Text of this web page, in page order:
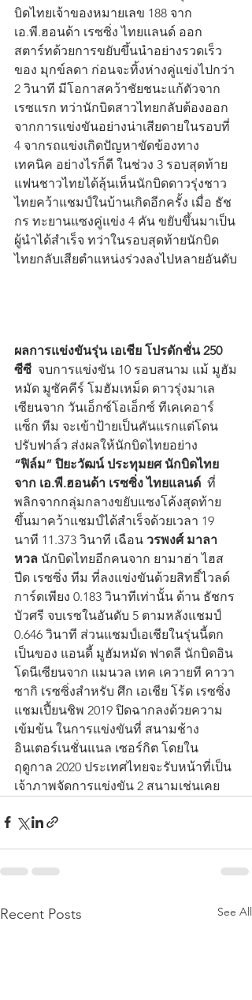
บิดไทยเจ้าของหมายเลข 188 จาก
เอ.พี.ฮอนด้า เรซซิ่ง ไทยแลนด์ ออก
สตาร์ทด้วยการขยับขึ้นนำอย่างรวดเร็ว
ของ มุกข์ลดา ก่อนจะทิ้งห่างคู่แข่งไปกว่า
2 วินาที มีโอกาสคว้าชัยชนะแก้ตัวจาก
เรซแรก ทว่านักบิดสาวไทยกลับต้องออก
จากการแข่งขันอย่างน่าเสียดายในรอบที่
4 จากรถแข่งเกิดปัญหาขัดข้องทาง
เทคนิค อย่างไรก็ดี ในช่วง 3 รอบสุดท้าย
แฟนชาวไทยได้ลุ้นเห็นนักบิดดาวรุ่งชาว
ไทยคว้าแชมป์ในบ้านเกิดอีกครั้ง เมื่อ ธัช
กร ทะยานแซงคู่แข่ง 4 คัน ขยับขึ้นมาเป็น
ผู้นำได้สำเร็จ ทว่าในรอบสุดท้ายนักบิด
ไทยกลับเสียตำแหน่งร่วงลงไปหลายอันดับ
ผลการแข่งขันรุ่น เอเชีย โปรดักชั่น 250
ซีซี จบการแข่งขัน 10 รอบสนาม แม้ มูฮัม
หมัด มูซัคคีร์ โมฮัมเหม็ด ดาวรุ่งมาเล
เซียนจาก วันเอ็กซ์โอเอ็กซ์ ทีเคเคอาร์
แซ็ก ทีม จะเข้าป้ายเป็นคันแรกแต่โดน
ปรับฟาล์ว ส่งผลให้นักบิดไทยอย่าง
“ฟิล์ม” ปิยะวัฒน์ ประทุมยศ นักบิดไทย
จาก เอ.พี.ฮอนด้า เรซซิ่ง ไทยแลนด์ ที่
พลิกจากกลุ่มกลางขยับแซงโค้งสุดท้าย
ขึ้นมาคว้าแชมป์ได้สำเร็จด้วยเวลา 19
นาที 11.373 วินาที เฉือน วรพงศ์ มาลา
หวล นักบิดไทยอีกคนจาก ยามาฮ่า ไฮส
ปีด เรซซิ่ง ทีม ที่ลงแข่งขันด้วยสิทธิ์ไวลด์
การ์ดเพียง 0.183 วินาทีเท่านั้น ด้าน ธัชกร
บัวศรี จบเรซในอันดับ 5 ตามหลังแชมป์
0.646 วินาที ส่วนแชมป์เอเชียในรุ่นนี้ตก
เป็นของ แอนดี้ มูฮัมหมัด ฟาดลี นักบิดอิน
โดนีเซียนจาก แมนวล เทค เควายที คาวา
ซากิ เรซซิ่งสำหรับ ศึก เอเชีย โร้ด เรซซิ่ง
แชมเปี้ยนชิพ 2019 ปิดฉากลงด้วยความ
เข้มข้น ในการแข่งขันที่ สนามช้าง
อินเตอร์เนชั่นแนล เซอร์กิต โดยใน
ฤดูกาล 2020 ประเทศไทยจะรับหน้าที่เป็น
เจ้าภาพจัดการแข่งขัน 2 สนามเช่นเคย
Recent Posts See All